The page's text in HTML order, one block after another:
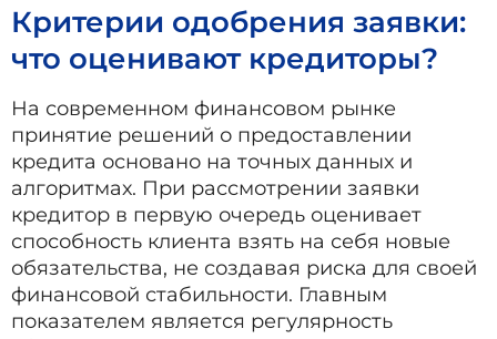
Критерии одобрения заявки:
что оценивают кредиторы?
На современном финансовом рынке
принятие решений о предоставлении
кредита основано на точных данных и
алгоритмах. При рассмотрении заявки
кредитор в первую очередь оценивает
способность клиента взять на себя новые
обязательства, не создавая риска для своей
финансовой стабильности. Главным
показателем является регулярность